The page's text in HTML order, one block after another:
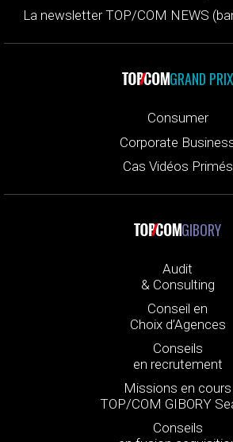
La newsletter TOP/COM NEWS
GRAND PRIX
Consumer
Corporate
Cas Vidéos Primés
GIBORY
Audit
& Consulting
Conseil en
Choix d’Agences
Conseils
en recrutement
Missions en cours
TOP/COM GIBORY
Conseils